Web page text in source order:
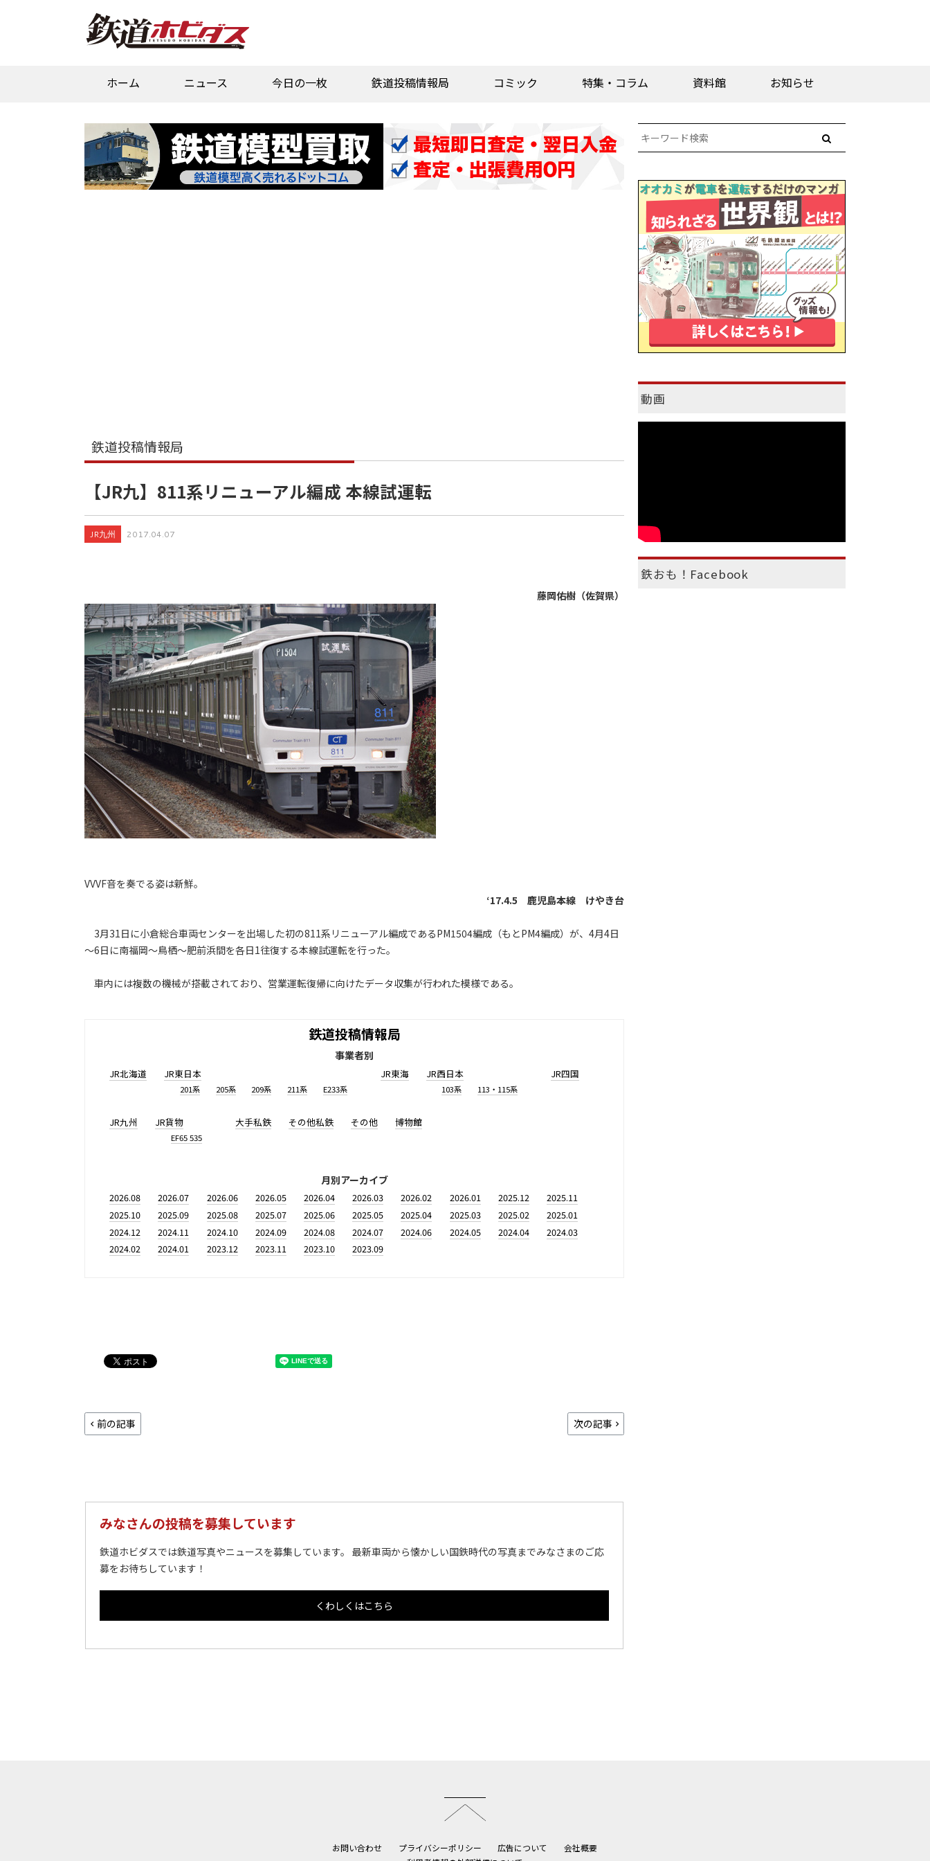
ホーム ニュース 今日の一枚 鉄道投稿情報局 コミック 特集・コラム 資料館 お知らせ
鉄道投稿情報局
【JR九】811系リニューアル編成 本線試運転
JR九州 2017.04.07
藤岡佑樹（佐賀県）
VVVF音を奏でる姿は新鮮。
‘17.4.5 鹿児島本線 けやき台
3月31日に小倉総合車両センターを出場した初の811系リニューアル編成であるPM1504編成（もとPM4編成）が、4月4日
～6日に南福岡～鳥栖～肥前浜間を各日1往復する本線試運転を行った。
車内には複数の機械が搭載されており、営業運転復帰に向けたデータ収集が行われた模様である。
鉄道投稿情報局
事業者別
JR北海道 JR東日本
201系 205系 209系 211系 E233系
JR東海 JR西日本
103系 113・115系
JR四国
JR九州 JR貨物
EF65 535
大手私鉄 その他私鉄 その他 博物館
月別アーカイブ
2026.08 2026.07 2026.06 2026.05 2026.04 2026.03 2026.02 2026.01 2025.12
2025.11
2025.10
2025.09 2025.08 2025.07 2025.06 2025.05 2025.04 2025.03 2025.02
2025.01
2024.12
2024.11 2024.10 2024.09 2024.08 2024.07 2024.06 2024.05 2024.04
2024.03
2024.02
2024.01 2023.12 2023.11 2023.10 2023.09
前の記事 次の記事
みなさんの投稿を募集しています
鉄道ホビダスでは鉄道写真やニュースを募集しています。 最新車両から懐かしい国鉄時代の写真までみなさまのご応
募をお待ちしています！
くわしくはこちら
動画
鉄おも！Facebook
お問い合わせ プライバシーポリシー 広告について
会社概要